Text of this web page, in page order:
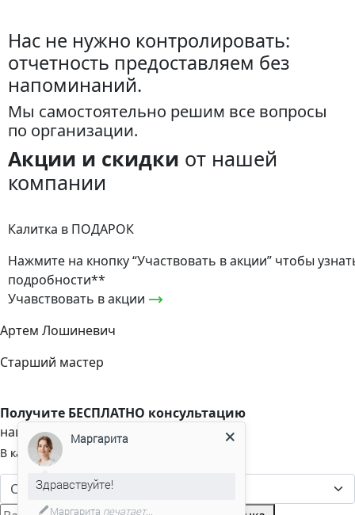
Нас не нужно контролировать:
отчетность предоставляем без
напоминаний.
Мы самостоятельно решим все вопросы
по организации.
Акции и скидки от нашей
компании
Калитка в ПОДАРОК
Нажмите на кнопку “Участвовать в акции” чтобы
подробности**
Учавствовать в акции
Артем Лошиневич
Старший мастер
Получите БЕСПЛАТНО консультацию
нашего мастера
В какое время вам позвонить?
Сейчас
Сейчас
Маргарита
Здравствуйте!
Мы подготовили для Вас
специальное предложение!